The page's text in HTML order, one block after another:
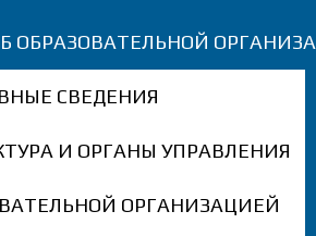
ОБРАЗОВАТЕЛЬНОЙ
СВЕДЕНИЯ
И ОРГАНЫ УПРАВЛЕНИЯ
ОРГАНИЗАЦИЕЙ